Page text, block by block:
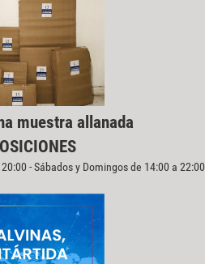
muestra allanada
- Sábados y Domingos de 14:00 a 22:00